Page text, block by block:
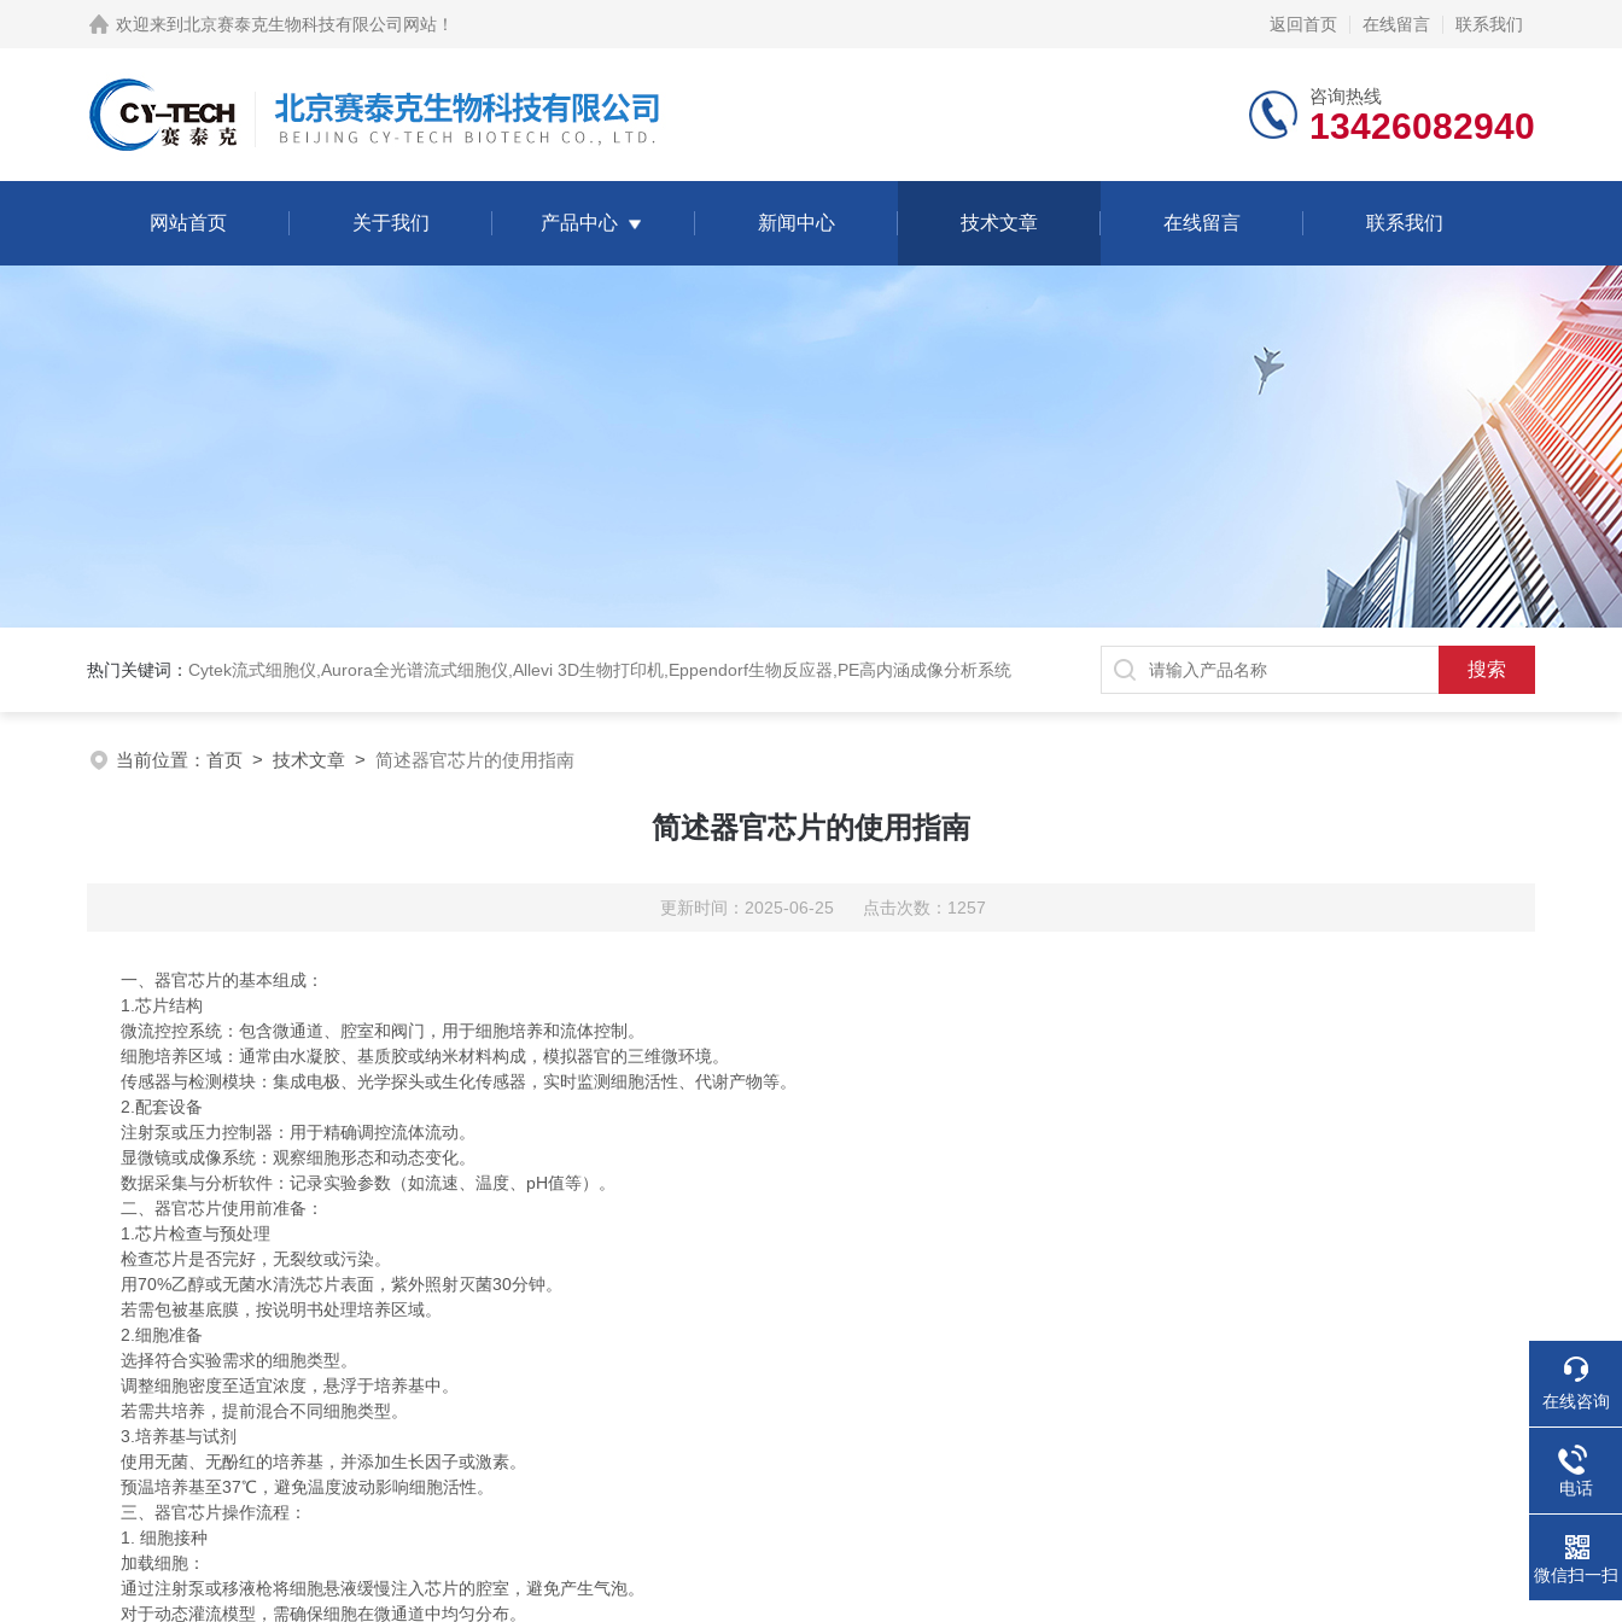
欢迎来到 北京赛泰克生物科技有限公司网站 ！ 返回首页 在线留言 联系我们
咨询热线
13426082940
网站首页 关于我们 产品中心 新闻中心 技术文章 在线留言 联系我们
热门关键词： Cytek流式细胞仪,Aurora全光谱流式细胞仪,Allevi 3D生物打印机,Eppendorf生物反应器,PE高内涵成像分析系统
当前位置： 首页 > 技术文章 > 简述器官芯片的使用指南
简述器官芯片的使用指南
更新时间：2025-06-25 点击次数：1257
一、器官芯片的基本组成：
1.芯片结构
微流控控系统：包含微通道、腔室和阀门，用于细胞培养和流体控制。
细胞培养区域：通常由水凝胶、基质胶或纳米材料构成，模拟器官的三维微环境。
传感器与检测模块：集成电极、光学探头或生化传感器，实时监测细胞活性、代谢产物等。
2.配套设备
注射泵或压力控制器：用于精确调控流体流动。
显微镜或成像系统：观察细胞形态和动态变化。
数据采集与分析软件：记录实验参数（如流速、温度、pH值等）。
二、器官芯片使用前准备：
1.芯片检查与预处理
检查芯片是否完好，无裂纹或污染。
用70%乙醇或无菌水清洗芯片表面，紫外照射灭菌30分钟。
若需包被基底膜，按说明书处理培养区域。
2.细胞准备
选择符合实验需求的细胞类型。
调整细胞密度至适宜浓度，悬浮于培养基中。
若需共培养，提前混合不同细胞类型。
3.培养基与试剂
使用无菌、无酚红的培养基，并添加生长因子或激素。
预温培养基至37℃，避免温度波动影响细胞活性。
三、器官芯片操作流程：
1. 细胞接种
加载细胞：
通过注射泵或移液枪将细胞悬液缓慢注入芯片的腔室，避免产生气泡。
对于动态灌流模型，需确保细胞在微通道中均匀分布。
在线咨询
电话
微信扫一扫